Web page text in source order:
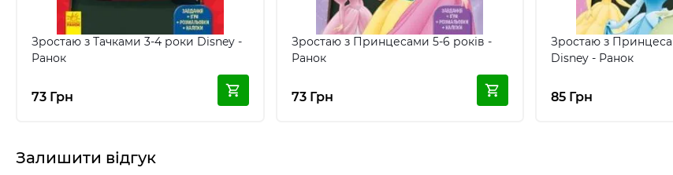
Зростаю з Тачками 3-4 роки Disney -
Ранок
73 Грн
Зростаю з Принцесами 5-6 років -
Ранок
73 Грн
Зростаю з
Disney - Ранок
85 Грн
Залишити відгук